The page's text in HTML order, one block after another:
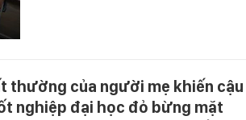
thường của người mẹ khiến cậu
nghiệp đại học đỏ bừng mặt